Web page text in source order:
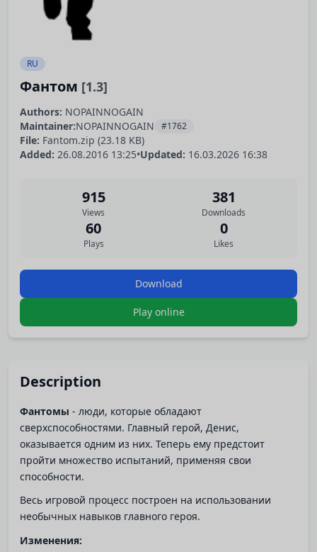
RU
Фантом [1.3]
Authors: NOPAINNOGAIN
Maintainer:NOPAINNOGAIN #1762
File: Fantom.zip (23.18 KB)
Added: 26.08.2016 13:25•Updated: 16.03.2026 16:38
915
Views
381
Downloads
60
Plays
0
Likes
Download
Play online
Description
Фантомы - люди, которые обладают
сверхспособностями. Главный герой, Денис,
оказывается одним из них. Теперь ему предстоит
пройти множество испытаний, применяя свои
способности.
Весь игровой процесс построен на использовании
необычных навыков главного героя.
Изменения: